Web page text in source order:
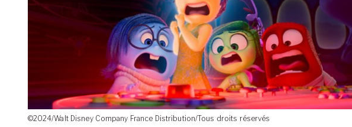
©2024/Walt Disney Company France Distribution/Tous droits réservés